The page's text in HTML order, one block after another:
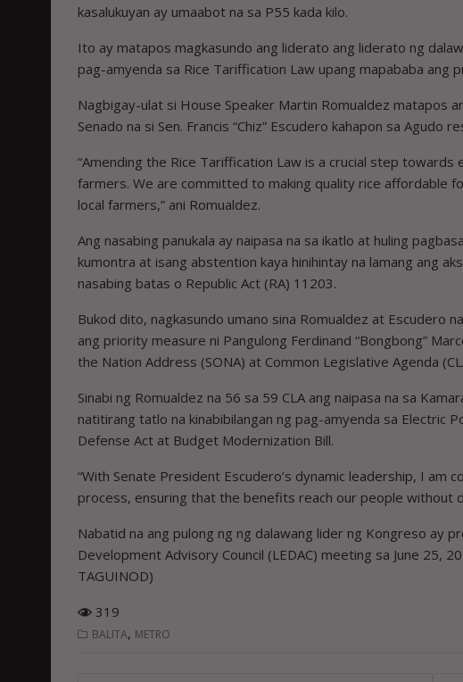
kasalukuyan ay umaabot na sa P55 kada kilo.
Ito ay matapos magkasundo ang liderato ang liderato ng
pag-amyenda sa Rice Tariffication Law upang mapababa ang
Nagbigay-ulat si House Speaker Martin Romualdez matapos
Senado na si Sen. Francis “Chiz” Escudero kahapon sa Agudo
“Amending the Rice Tariffication Law is a crucial step
farmers. We are committed to making quality rice affordable
local farmers,” ani Romualdez.
Ang nasabing panukala ay naipasa na sa ikatlo at huling
kumontra at isang abstention kaya hinihintay na lamang ang
nasabing batas o Republic Act (RA) 11203.
Bukod dito, nagkasundo umano sina Romualdez at Escudero
ang priority measure ni Pangulong Ferdinand “Bongbong”
the Nation Address (SONA) at Common Legislative Agenda
Sinabi ng Romualdez na 56 sa 59 CLA ang naipasa na sa
natitirang tatlo na kinabibilangan ng pag-amyenda sa Electric
Defense Act at Budget Modernization Bill.
“With Senate President Escudero’s dynamic leadership, I
process, ensuring that the benefits reach our people without
Nabatid na ang pulong ng ng dalawang lider ng Kongreso ay
Development Advisory Council (LEDAC) meeting sa June 25,
TAGUINOD)
319
BALITA, METRO